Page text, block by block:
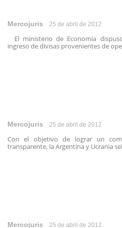
Mercojuris 25 de abril de 2012
El ministerio de Economía
ingreso de divisas provenientes de
Mercojuris 25 de abril de 2012
Con el objetivo de lograr un
transparente, la Argentina y Ucrania
Mercojuris 25 de abril de 2012